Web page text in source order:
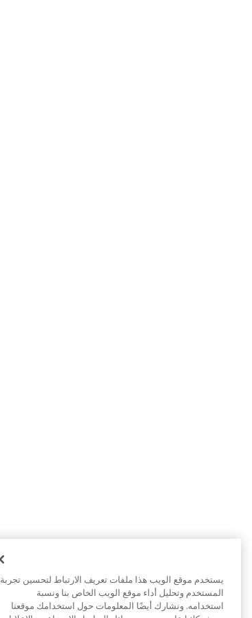
يستخدم موقع الويب هذا ملفات تعريف الارتباط لتحسين تجربة
المستخدم وتحليل أداء موقع الويب الخاص بنا ونسبة
استخدامه. ونشارك أيضًا المعلومات حول استخدامك موقعنا